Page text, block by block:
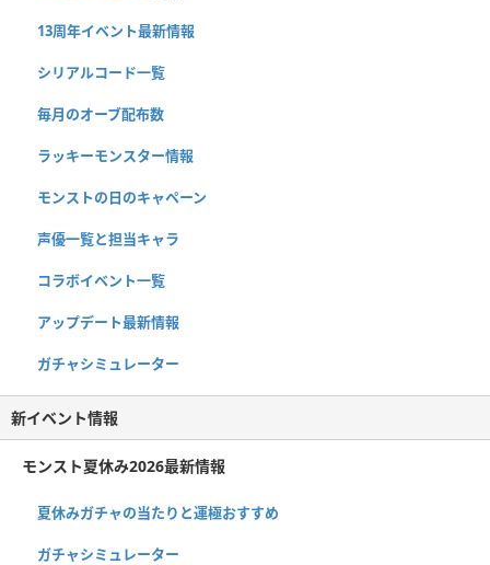
13周年イベント最新情報
シリアルコード一覧
毎月のオーブ配布数
ラッキーモンスター情報
モンストの日のキャペーン
声優一覧と担当キャラ
コラボイベント一覧
アップデート最新情報
ガチャシミュレーター
新イベント情報
モンスト夏休み2026最新情報
夏休みガチャの当たりと運極おすすめ
ガチャシミュレーター